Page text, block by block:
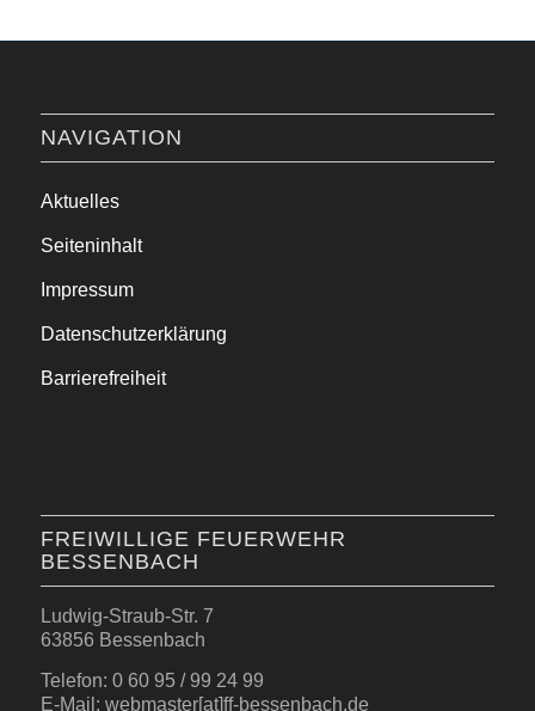
NAVIGATION
Aktuelles
Seiteninhalt
Impressum
Datenschutzerklärung
Barrierefreiheit
FREIWILLIGE FEUERWEHR
BESSENBACH
Ludwig-Straub-Str. 7
63856 Bessenbach
Telefon: 0 60 95 / 99 24 99
E-Mail: webmaster[at]ff-bessenbach.de